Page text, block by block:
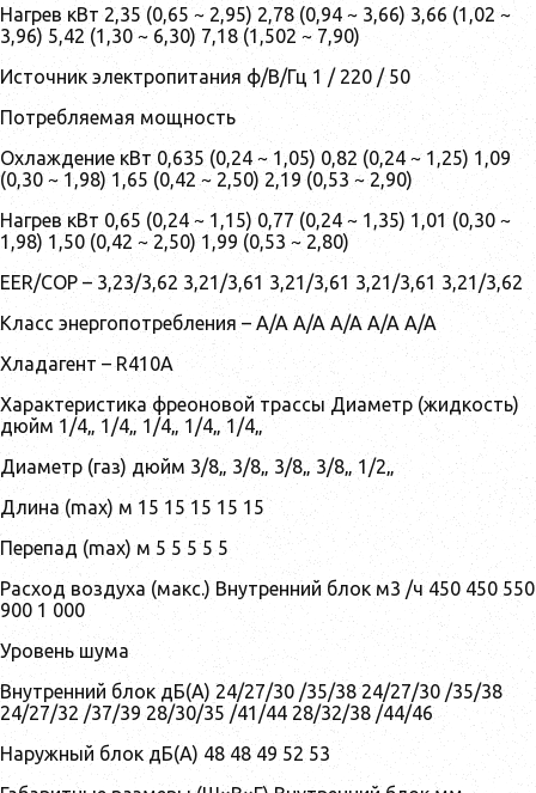
Нагрев кВт 2,35 (0,65 ~ 2,95) 2,78 (0,94 ~ 3,66) 3,66 (1,02 ~
3,96) 5,42 (1,30 ~ 6,30) 7,18 (1,502 ~ 7,90)
Источник электропитания ф/В/Гц 1 / 220 / 50
Потребляемая мощность
Охлаждение кВт 0,635 (0,24 ~ 1,05) 0,82 (0,24 ~ 1,25) 1,09
(0,30 ~ 1,98) 1,65 (0,42 ~ 2,50) 2,19 (0,53 ~ 2,90)
Нагрев кВт 0,65 (0,24 ~ 1,15) 0,77 (0,24 ~ 1,35) 1,01 (0,30 ~
1,98) 1,50 (0,42 ~ 2,50) 1,99 (0,53 ~ 2,80)
EER/COP – 3,23/3,62 3,21/3,61 3,21/3,61 3,21/3,61 3,21/3,62
Класс энергопотребления – A/A A/A A/A A/A A/A
Хладагент – R410А
Характеристика фреоновой трассы Диаметр (жидкость)
дюйм 1/4„ 1/4„ 1/4„ 1/4„ 1/4„
Диаметр (газ) дюйм 3/8„ 3/8„ 3/8„ 3/8„ 1/2„
Длина (max) м 15 15 15 15 15
Перепад (max) м 5 5 5 5 5
Расход воздуха (макс.) Внутренний блок м3 /ч 450 450 550
900 1 000
Уровень шума
Внутренний блок дБ(А) 24/27/30 /35/38 24/27/30 /35/38
24/27/32 /37/39 28/30/35 /41/44 28/32/38 /44/46
Наружный блок дБ(А) 48 48 49 52 53